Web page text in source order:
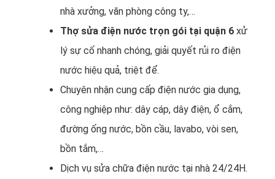
nhà xưởng, văn phòng công ty,…
Thợ sửa điện nước trọn gói tại quận 6 xử
lý sự cố nhanh chóng, giải quyết rủi ro điện
nước hiệu quả, triệt để.
Chuyên nhận cung cấp điện nước gia dụng,
công nghiệp như: dây cáp, dây điện, ổ cắm,
đường ống nước, bồn cầu, lavabo, vòi sen,
bồn tắm,…
Dịch vụ sửa chữa điện nước tại nhà 24/24H.